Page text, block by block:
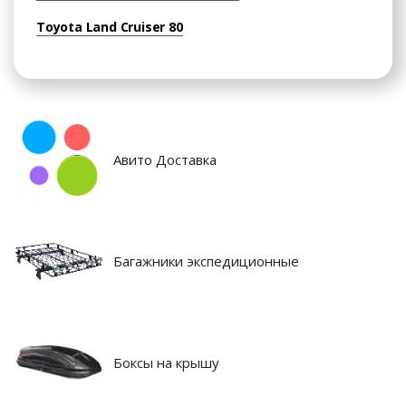
Toyota Land Cruiser 80
Авито Доставка
Багажники экспедиционные
Боксы на крышу